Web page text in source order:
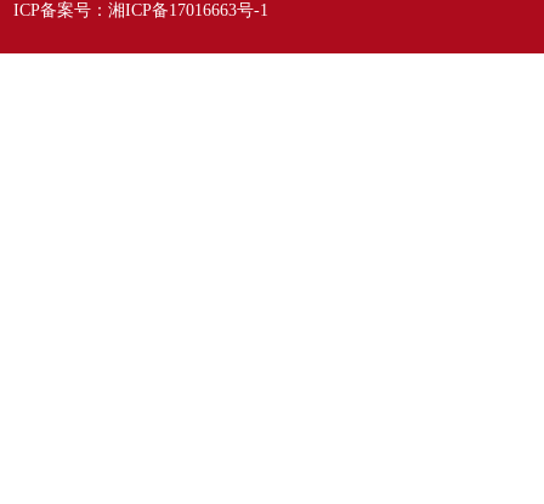
ICP备案号： 湘ICP备17016663号-1